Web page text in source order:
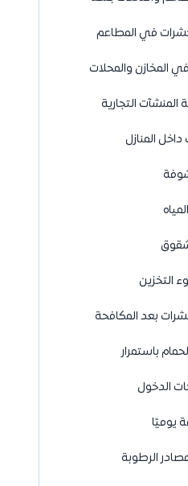
في المطاعم
المخازن والمحلات
التجارية
المنازل
التخزين
بعد المكافحة
باستمرار
الدخول
يوميًا
الرطوبة